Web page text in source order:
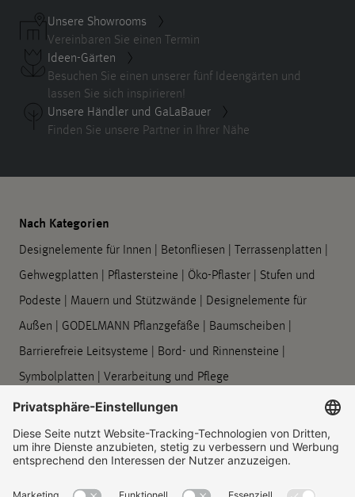
Unsere Showrooms
Vereinbaren Sie einen Termin
Ideen-Gärten
Besuchen Sie einen unserer fünf Ideengärten und
lassen Sie sich inspirieren!
Unsere Händler und GaLaBauer
Finden Sie unsere Partner in Ihrer Nähe
Nach Kategorien
Designelemente für Innen | Betonfliesen | Terrassenplatten |
Gehwegplatten | Pflastersteine | Öko-Pflaster | Stufen und
Podeste | Mauern und Stützwände | Designelemente für
Außen | GODELMANN Pflanzgefäße | Baumscheiben |
Barrierefreie Leitsysteme | Bord- und Rinnensteine |
Symbolplatten | Verarbeitung und Pflege
Unternehmen
Über uns|Standorte|Unternehmenshistorie|Kontakt|
Rechtliches| Informationspflichten